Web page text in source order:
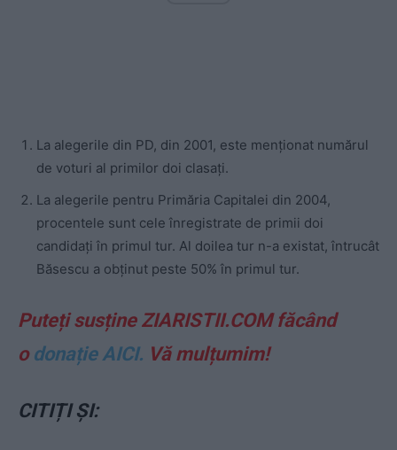
La alegerile din PD, din 2001, este menționat numărul
de voturi al primilor doi clasați.
La alegerile pentru Primăria Capitalei din 2004,
procentele sunt cele înregistrate de primii doi
candidați în primul tur. Al doilea tur n-a existat, întrucât
Băsescu a obținut peste 50% în primul tur.
Puteți susține ZIARISTII.COM făcând
o donație AICI. Vă mulțumim!
CITIȚI ȘI: